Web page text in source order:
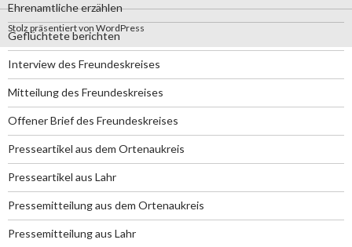
Ehrenamtliche erzählen
Geflüchtete berichten
Interview des Freundeskreises
Mitteilung des Freundeskreises
Offener Brief des Freundeskreises
Presseartikel aus dem Ortenaukreis
Presseartikel aus Lahr
Pressemitteilung aus dem Ortenaukreis
Pressemitteilung aus Lahr
Stolz präsentiert von WordPress